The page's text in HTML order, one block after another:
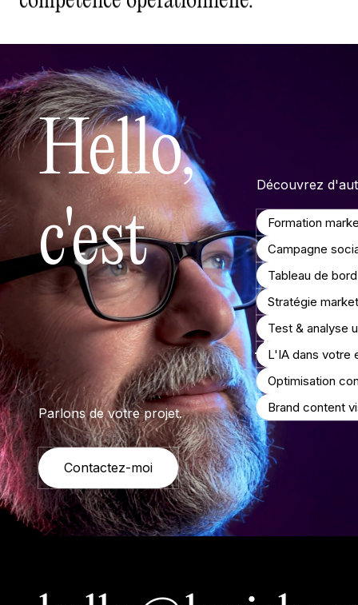
Hello,
c'est
Parlons de votre projet.
Contactez-moi
Découvrez
Formation
Campagne
Tableau de
Stratégie
Test & analyse
L'IA dans votre
Optimisation
Brand content